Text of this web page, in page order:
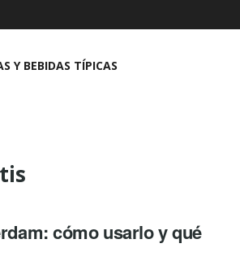
Y BEBIDAS TÍPICAS
cómo usarlo y qué